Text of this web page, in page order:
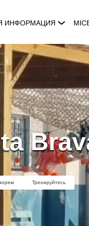
ИНФОРМАЦИЯ
Тренируйтесь